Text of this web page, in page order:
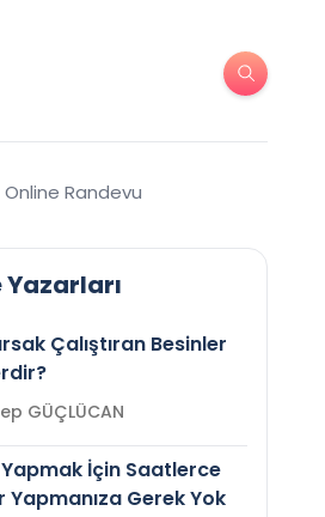
Online Randevu
Yazarları
Çalıştıran Besinler
Zeynep GÜÇLÜCAN
İçin Saatlerce
Yapmanıza Gerek Yok